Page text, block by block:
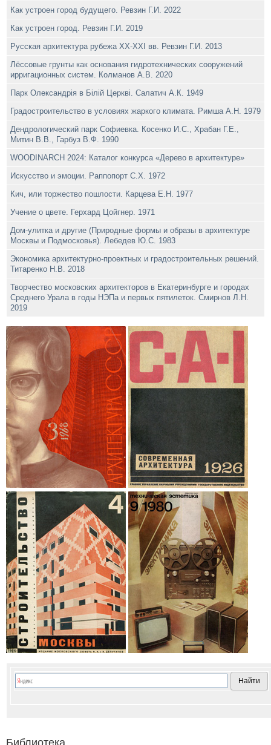
Как устроен город будущего. Ревзин Г.И. 2022
Как устроен город. Ревзин Г.И. 2019
Русская архитектура рубежа ХХ-XXI вв. Ревзин Г.И. 2013
Лёссовые грунты как основания гидротехнических сооружений
ирригационных систем. Колманов A.B. 2020
Парк Олександрiя в Бiлiй Церквi. Салатич А.К. 1949
Градостроительство в условиях жаркого климата. Римша А.Н. 1979
Дендрологический парк Софиевка. Косенко И.С., Храбан Г.Е.,
Митин В.В., Гарбуз В.Ф. 1990
WOODINARCH 2024: Каталог конкурса «Дерево в архитектуре»
Искусство и эмоции. Раппопорт С.Х. 1972
Кич, или торжество пошлости. Карцева Е.Н. 1977
Учение о цвете. Герхард Цойгнер. 1971
Дом-улитка и другие (Природные формы и образы в архитектуре
Москвы и Подмосковья). Лебедев Ю.С. 1983
Экономика архитектурно-проектных и градостроительных решений.
Титаренко Н.В. 2018
Творчество московских архитекторов в Екатеринбурге и городах
Среднего Урала в годы НЭПа и первых пятилеток. Смирнов Л.Н.
2019
Библиотека